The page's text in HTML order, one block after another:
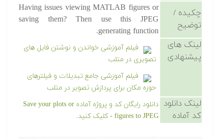
چکیده /
توضیح
Having issues viewing MATLAB figures or
saving them? Then use this JPEG
generating function.
لینک های
پیشنهادی
فیلم آموزشی خواندن و نوشتن فایل های
تصویری در متلب
فیلم آموزشی جامع تبدیلات و فیلترهای
حوزه مکان برای پردازش تصویر در متلب
لینک دانلود
کد آماده
دانلود رایگان کد و پروژه آماده Save your plots or
figures to JPEG - کلیک کنید.